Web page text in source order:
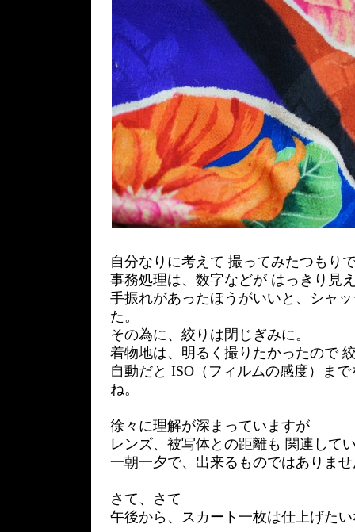
自分なりに考えて 撮ってみたつもり
事務処理は、数字などが はっきり見
手振れがあったほうがいいと、シャ
た。
その為に、絞りは閉じぎみに。
着物地は、明るく撮りたかったので
自動だと ISO（フィルムの感度）ま
ね。
徐々に理解が深まっていますが
レンズ、被写体との距離も 関連して
一朝一夕で、出来るものではありま
さて、さて
午後から、スカート一枚は仕上げた